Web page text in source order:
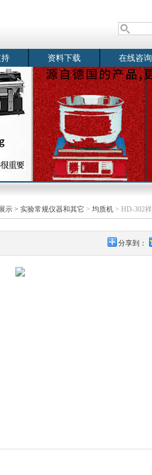
资料下载 在线咨询
示 > 实验常规仪器和其它 > 均质机 > HD-302
分享到：